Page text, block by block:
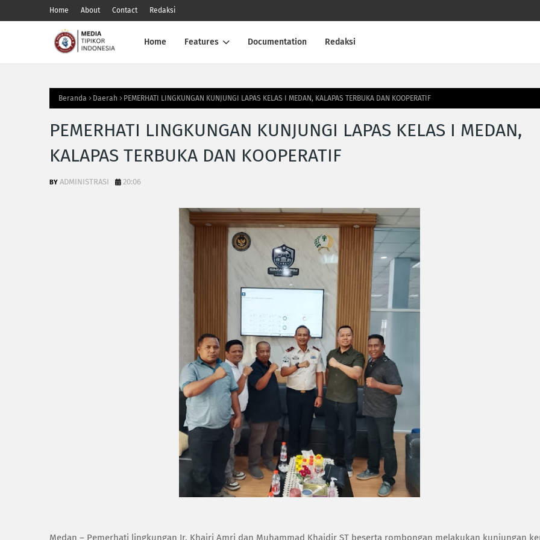
Home About Contact Redaksi
Home Features Documentation Redaksi
Beranda Daerah PEMERHATI LINGKUNGAN KUNJUNGI LAPAS KELAS I MEDAN, KALAPAS TERBUKA DAN KOOPERATIF
PEMERHATI LINGKUNGAN KUNJUNGI LAPAS KELAS I MEDAN,
KALAPAS TERBUKA DAN KOOPERATIF
ADMINISTRASI 20:06
Medan – Pemerhati lingkungan Ir. Khairi Amri dan Muhammad Khaidir ST beserta rombongan melakukan kunjungan